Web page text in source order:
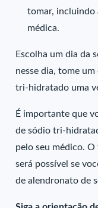
tomar, incluindo
médica.
Escolha um dia da
nesse dia, tome
tri-hidratado uma
É importante que
de sódio tri-
pelo seu médico.
será possível se
de alendronato de